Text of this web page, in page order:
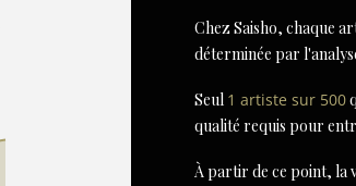
Chez Saisho, chaque
déterminée par
Seul 1 artiste sur 500
qualité requis pour
À partir de ce point, la